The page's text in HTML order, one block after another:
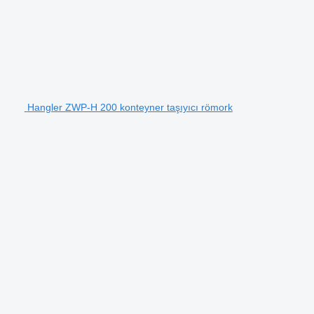
Hangler ZWP-H 200 konteyner taşıyıcı römork